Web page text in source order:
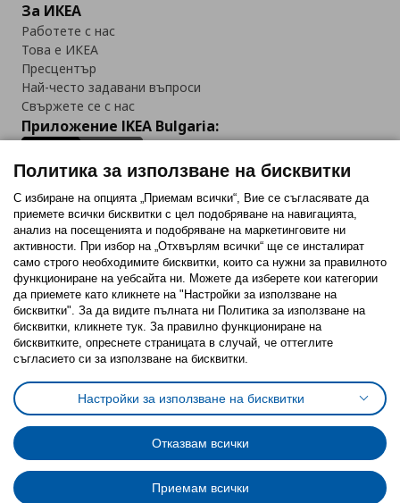
За ИКЕА
Работете с нас
Това е ИКЕА
Пресцентър
Най-често задавани въпроси
Свържете се с нас
Приложение IKEA Bulgaria:
Последвайте ни:
FacebookTwitterYoutubePinterestInstagram
Политика за използване на бисквитки (Cookies)
Избор на настройки за използване на бисквитки
Условия за ползване на ikea.bgОбща политика за личните данни
Политика за защита на личните данни на ikea.bg
Общи условия на програма IKEA Family
Политика за защита на лични данни на програма IKEA Family
Политика за използване на бисквитки
С избиране на опцията „Приемам всички“, Вие се съгласявате да
приемете всички бисквитки с цел подобряване на навигацията,
анализ на посещенията и подобряване на маркетинговите ни
активности. При избор на „Отхвърлям всички“ ще се инсталират
само строго необходимитe бисквитки, които са нужни за правилното
функциониране на уебсайта ни. Можете да изберете кои категории
да приемете като кликнете на "Настройки за използване на
бисквитки". За да видите пълната ни Политика за използване на
бисквитки, кликнете тук. За правилно функциониране на
бисквитките, опреснете страницата в случай, че оттеглите
съгласието си за използване на бисквитки.
Настройки за използване на бисквитки
Отказвам всички
Приемам всички